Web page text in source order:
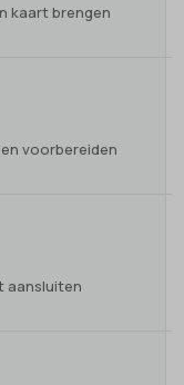
kaart brengen
voorbereiden
aansluiten